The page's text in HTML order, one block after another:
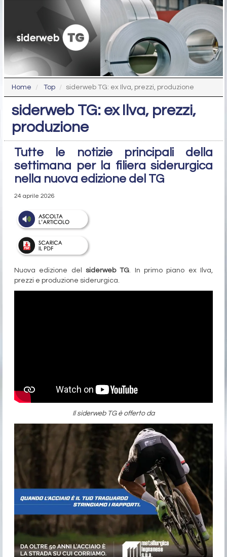
Home Top siderweb TG: ex Ilva, prezzi, produzione
siderweb TG: ex Ilva, prezzi,
produzione
Tutte le notizie principali della
settimana per la filiera siderurgica
nella nuova edizione del TG
24 aprile 2026
Nuova edizione del siderweb TG. In primo piano ex Ilva,
prezzi e produzione siderurgica.
Il siderweb TG è offerto da